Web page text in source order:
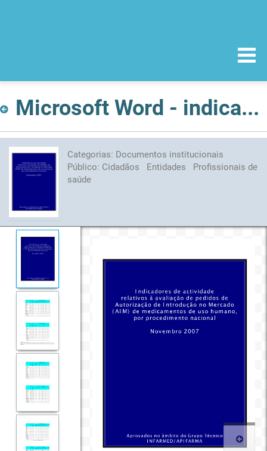
Microsoft Word - indicadores_apifarma_Novembro2007_pdf.pdf
Categorias: Documentos institucionais
Público: Cidadãos Entidades
Profissionais de
saúde